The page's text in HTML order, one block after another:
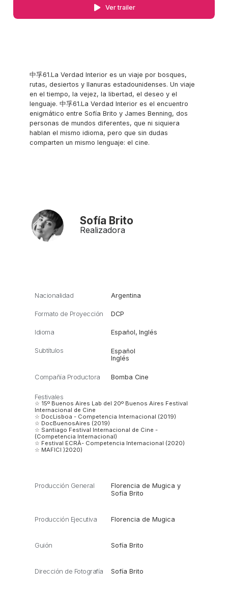
Ver trailer
中孚61.La Verdad Interior es un viaje por bosques,
rutas, desiertos y llanuras estadounidenses. Un viaje
en el tiempo, la vejez, la libertad, el deseo y el
lenguaje. 中孚61.La Verdad Interior es el encuentro
enigmático entre Sofía Brito y James Benning, dos
personas de mundos diferentes, que ni siquiera
hablan el mismo idioma, pero que sin dudas
comparten un mismo lenguaje: el cine.
Sofía Brito
Realizadora
Nacionalidad Argentina
Formato de Proyección DCP
Idioma Español, Inglés
Subtítulos
Español
Inglés
Compañía Productora Bomba Cine
Festivales
☆ 15º Buenos Aires Lab del 20º Buenos Aires Festival
Internacional de Cine
☆ DocLisboa - Competencia Internacional (2019)
☆ DocBuenosAires (2019)
☆ Santiago Festival Internacional de Cine -
(Competencia Internacional)
☆ Festival ECRÃ- Competencia Internacional (2020)
☆ MAFICI )2020)
Producción General
Florencia de Mugica y
Sofía Brito
Producción Ejecutiva Florencia de Mugica
Guión Sofía Brito
Dirección de Fotografía Sofía Brito